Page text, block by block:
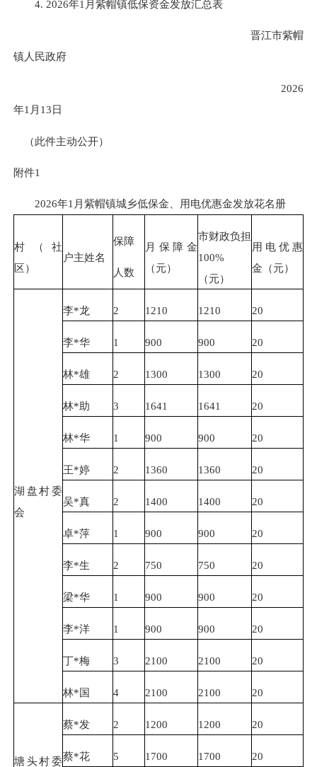
4. 2026年1月紫帽镇低保资金发放汇总表
晋江市紫帽
镇人民政府
2026
年1月13日
（此件主动公开）
附件1
2026年1月紫帽镇城乡低保金、用电优惠金发放花名册
村（社
区）
户主姓名
保障
人数
月保障金
（元）
市财政负担
100%
（元）
用电优惠
金（元）
湖盘村委
会
李*龙 2 1210 1210 20
李*华 1 900 900 20
林*雄 2 1300 1300 20
林*助 3 1641 1641 20
林*华 1 900 900 20
王*婷 2 1360 1360 20
吴*真 2 1400 1400 20
卓*萍 1 900 900 20
李*生 2 750 750 20
梁*华 1 900 900 20
李*洋 1 900 900 20
丁*梅 3 2100 2100 20
林*国 4 2100 2100 20
塘头村委
蔡*发 2 1200 1200 20
蔡*花 5 1700 1700 20